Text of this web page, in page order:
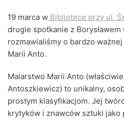
19 marca w Bibliotece przy ul.
drugie spotkanie z
rozmawialiśmy o bardzo
Marii Anto.
Malarstwo Marii Anto
Antoszkiewicz) to unikalny,
prostym klasyfikacjom. Jej
krytyków i znawców sztuki jako